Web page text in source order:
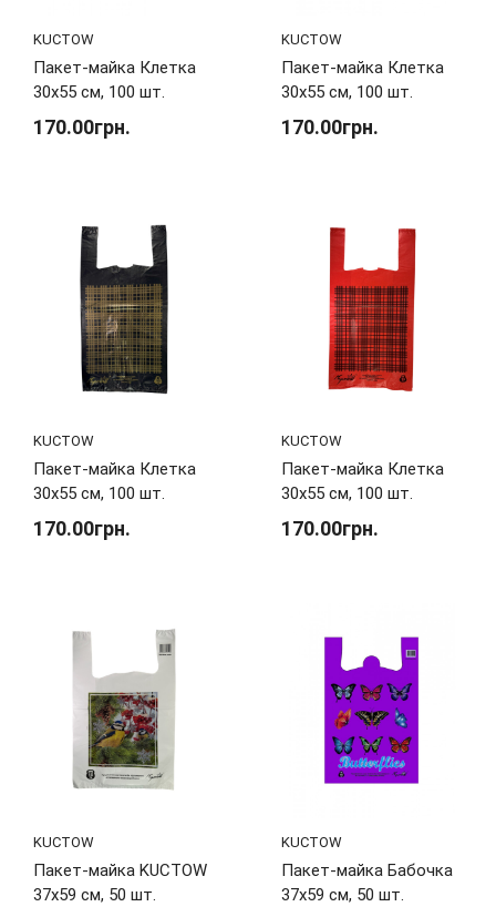
KUCTOW
Пакет-майка Клетка
30х55 см, 100 шт.
170.00грн.
KUCTOW
Пакет-майка Клетка
30х55 см, 100 шт.
170.00грн.
KUCTOW
Пакет-майка Клетка
30х55 см, 100 шт.
170.00грн.
KUCTOW
Пакет-майка Клетка
30х55 см, 100 шт.
170.00грн.
KUCTOW
Пакет-майка KUCTOW
37х59 см, 50 шт.
KUCTOW
Пакет-майка Бабочка
37х59 см, 50 шт.